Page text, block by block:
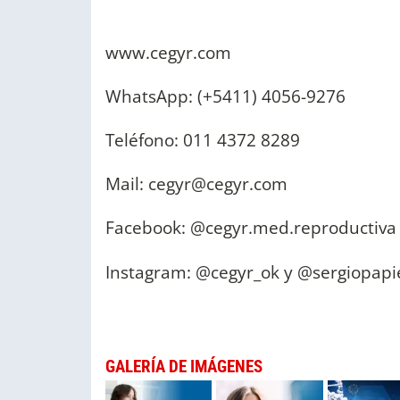
www.cegyr.com
WhatsApp: (+5411) 4056-9276
Teléfono: 011 4372 8289
Mail: cegyr@cegyr.com
Facebook: @cegyr.med.reproductiva
Instagram: @cegyr_ok y
GALERÍA DE IMÁGENES